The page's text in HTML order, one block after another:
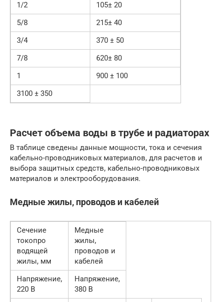
1/2
105± 20
5/8
215± 40
3/4
370 ± 50
7/8
620± 80
1
900 ± 100
3100 ± 350
Расчет объема воды в трубе и радиаторах
В таблице сведены данные мощности, тока и сечения
кабельно-проводниковых материалов, для расчетов и
выбора защитных средств, кабельно-проводниковых
материалов и электрооборудования.
Медные жилы, проводов и кабелей
Сечение
токопро
водящей
жилы, мм
Медные
жилы,
проводов и
кабелей
Напряжение,
220 В
Напряжение,
380 В